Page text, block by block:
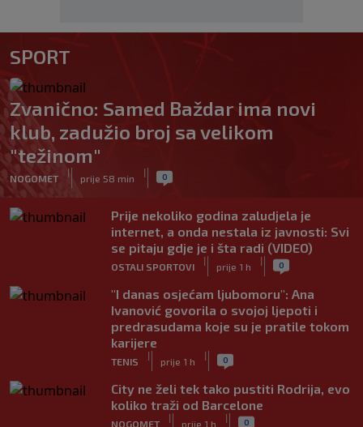
SPORT
Zvanično: Samed Baždar ima novi
klub, zadužio broj sa velikom
"težinom"
NOGOMET
|
prije 58 min
| 0
Prije nekoliko godina zaludjela je
internet, a onda nestala iz javnosti: Svi
se pitaju gdje je i šta radi (VIDEO)
OSTALI SPORTOVI
|
prije 1 h
| 0
"I danas osjećam ljubomoru": Ana
Ivanović govorila o svojoj ljepoti i
predrasudama koje su je pratile tokom
karijere
TENIS
|
prije 1 h
| 0
City ne želi tek tako pustiti Rodrija, evo
koliko traži od Barcelone
NOGOMET
|
prije 1 h
| 0